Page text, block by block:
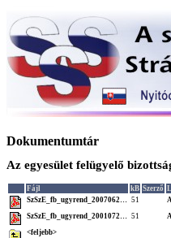
Dokumentumtár
Az egyesület felügyelő
Fájl kB Szerző
SzSzE_fb_ugyrend_2007062… 51
SzSzE_fb_ugyrend_2001072… 51
<feljebb>